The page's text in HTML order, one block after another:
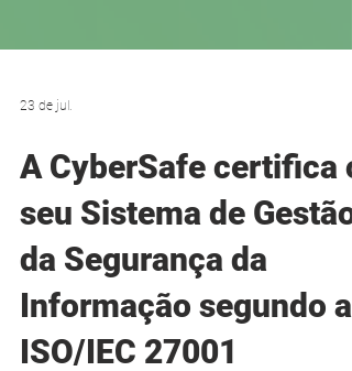
A CyberSafe certifica o
seu Sistema de Gestão
da Segurança da
Informação segundo a